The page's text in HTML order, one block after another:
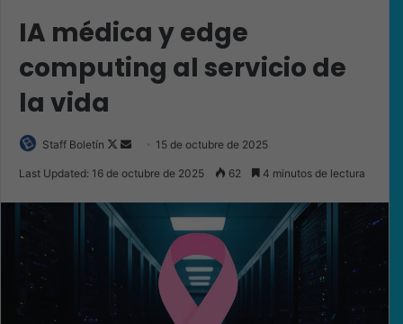
IA médica y edge
computing al servicio de
la vida
Staff Boletín
Follow
Send 15 de octubre de 2025
Last Updated: 16 de octubre de 2025 62 4 minutos de lectura